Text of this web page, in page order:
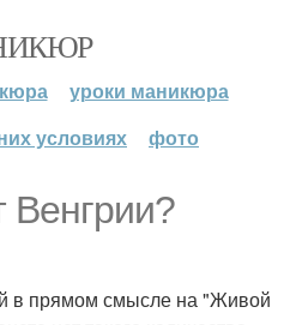
уроки маникюра
условиях
фото
Венгрии?
в прямом смысле на "Живой